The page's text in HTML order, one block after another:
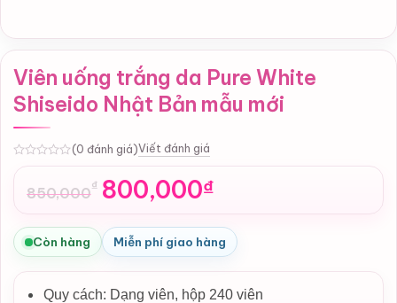
Viên uống trắng da Pure White
Shiseido Nhật Bản mẫu mới
(0 đánh giá)Viết đánh giá
850,000₫
Giá
gốc
là:
850,000₫.
800,000₫
Giá
hiện
tại
là:
800,000₫.
Còn hàng Miễn phí giao hàng
Quy cách: Dạng viên, hộp 240 viên